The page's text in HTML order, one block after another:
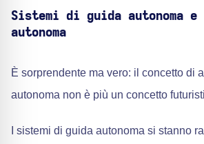
Sistemi di guida autonoma
autonoma
È sorprendente ma vero: il concetto di
autonoma non è più un concetto
I sistemi di guida autonoma si stanno